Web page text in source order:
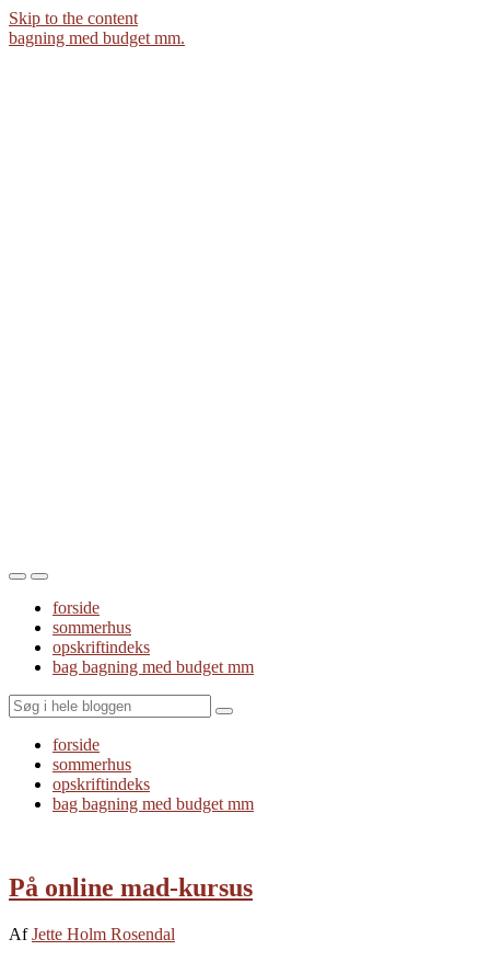
Skip to the content
bagning med budget mm.
Toggle
mobile
menu
Toggle
the
search
field
forside
sommerhus
opskriftindeks
bag bagning med budget mm
Search
forside
sommerhus
opskriftindeks
bag bagning med budget mm
På online mad-kursus
AfJette Holm Rosendal